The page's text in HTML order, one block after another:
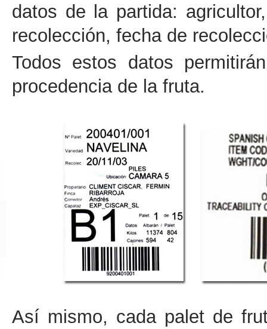
datos de la partida:
recolección, fecha de
Todos estos datos
procedencia de la fruta.
Así mismo, cada palet de